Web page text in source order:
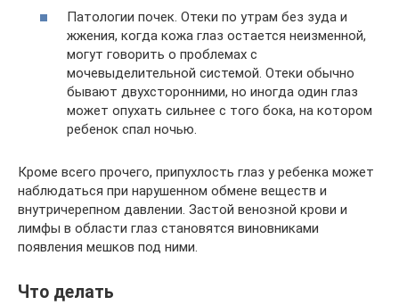
Патологии почек. Отеки по утрам без зуда и
жжения, когда кожа глаз остается неизменной,
могут говорить о проблемах с
мочевыделительной системой. Отеки обычно
бывают двухсторонними, но иногда один глаз
может опухать сильнее с того бока, на котором
ребенок спал ночью.
Кроме всего прочего, припухлость глаз у ребенка может
наблюдаться при нарушенном обмене веществ и
внутричерепном давлении. Застой венозной крови и
лимфы в области глаз становятся виновниками
появления мешков под ними.
Что делать